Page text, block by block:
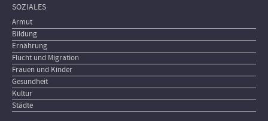
SOZIALES
Armut
Bildung
Ernährung
Flucht und Migration
Frauen und Kinder
Gesundheit
Kultur
Städte